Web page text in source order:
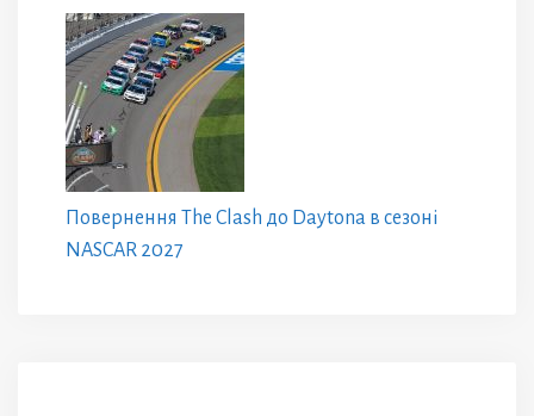
Повернення The Clash до Daytona в сезоні
NASCAR 2027